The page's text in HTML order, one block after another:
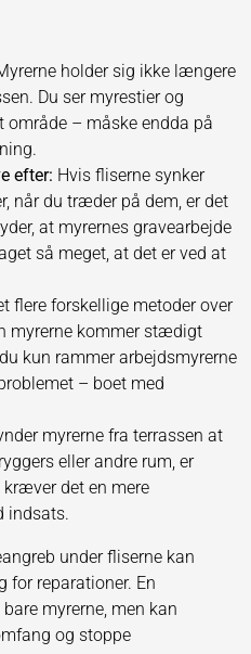
holder sig ikke længere
Du ser myrestier og
område – måske endda på
efter: Hvis fliserne synker
når du træder på dem, er det
at myrernes gravearbejde
så meget, at det er ved at
flere forskellige metoder over
myrerne kommer stædigt
kun rammer arbejdsmyrerne
– boet med
myrerne fra terrassen at
eller andre rum, er
kræver det en mere
indsats.
under fliserne kan
for reparationer. En
myrerne, men kan
og stoppe